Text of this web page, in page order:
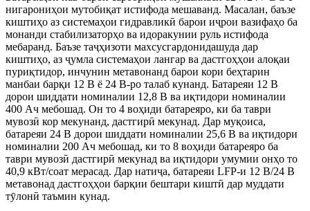
нигарониҳои мутобиқат истифода мешаванд. Масалан, баъзе
киштиҳо аз системаҳои гидравликӣ барои иҷрои вазифаҳо ба
монанди стабилизаторҳо ва идоракунии руль истифода
мебаранд. Баъзе таҷҳизоти махсусгардонидашуда дар
киштиҳо, аз ҷумла системаҳои лангар ва дастгоҳҳои алоқаи
пуриқтидор, инчунин метавонанд барои кори беҳтарин
манбаи барқи 12 В ё 24 В-ро талаб кунанд. Батареяи 12 В
дорои шиддати номиналии 12,8 В ва иқтидори номиналии
400 Ач мебошад. Он то 4 воҳиди батареяро, ки ба таври
мувозӣ кор мекунанд, дастгирӣ мекунад. Дар муқоиса,
батареяи 24 В дорои шиддати номиналии 25,6 В ва иқтидори
номиналии 200 Ач мебошад, ки то 8 воҳиди батареяро ба
таври мувозӣ дастгирӣ мекунад ва иқтидори умумии онҳо то
40,9 кВт/соат мерасад. Дар натиҷа, батареяи LFP-и 12 В/24 В
метавонад дастгоҳҳои барқии бештари киштӣ дар муддати
тӯлонӣ таъмин кунад.